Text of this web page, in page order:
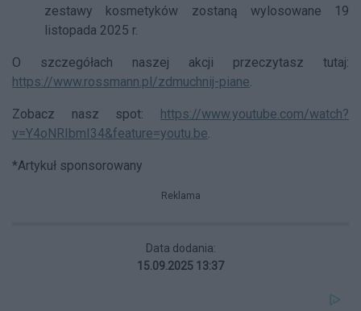
zestawy kosmetyków zostaną wylosowane 19
listopada 2025 r.
O szczegółach naszej akcji przeczytasz tutaj:
https://www.rossmann.pl/zdmuchnij-piane.
Zobacz nasz spot: https://www.youtube.com/watch?
v=Y4oNRIbmI34&feature=youtu.be.
*Artykuł sponsorowany
Reklama
Data dodania:
15.09.2025 13:37